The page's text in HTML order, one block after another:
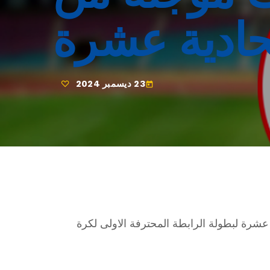
عشرة
today23 ديسمبر 2024
عشرة لبطولة الرابطة المحترفة الاولى لكرة